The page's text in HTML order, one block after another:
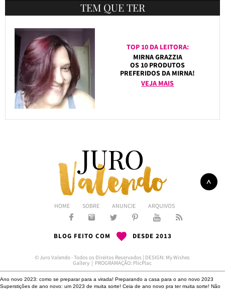
TEM QUE TER
TOP 10 DA LEITORA:
MIRNA GRAZZIA
OS 10 PRODUTOS
PREFERIDOS DA MIRNA!
VEJA MAIS
HOME SOBRE ANUNCIE ARQUIVOS
BLOG FEITO COM DESDE 2013
© Juro Valendo - Todos os Direitos Reservados | DESIGN: My Wishes
Gallery | PROGRAMAÇÃO: PlicPlac
Ano novo 2023: como se preparar para a virada! Preparando a casa para o ano novo 2023
Superstições de ano novo: um 2023 de muita sorte! Ceia de ano novo pra ter muita sorte! Não